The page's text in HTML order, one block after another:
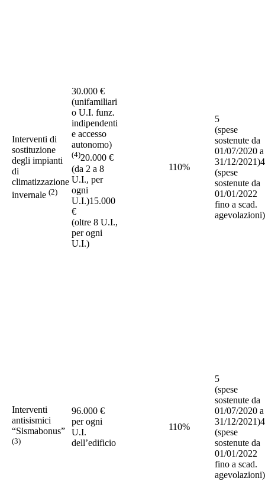
Interventi di
sostituzione
degli impianti
di
climatizzazione
invernale (2)
30.000 €
(unifamiliari
o U.I. funz.
indipendenti
e accesso
autonomo)
(4)20.000 €
(da 2 a 8
U.I., per
ogni
U.I.)15.000
€
(oltre 8 U.I.,
per ogni
U.I.)
110%
5
(spese
sostenute da
01/07/2020 a
31/12/2021)4
(spese
sostenute da
01/01/2022
fino a scad.
agevolazioni)
Interventi
antisismici
“Sismabonus”
(3)
96.000 €
per ogni
U.I.
dell’edificio
110%
5
(spese
sostenute da
01/07/2020 a
31/12/2021)4
(spese
sostenute da
01/01/2022
fino a scad.
agevolazioni)